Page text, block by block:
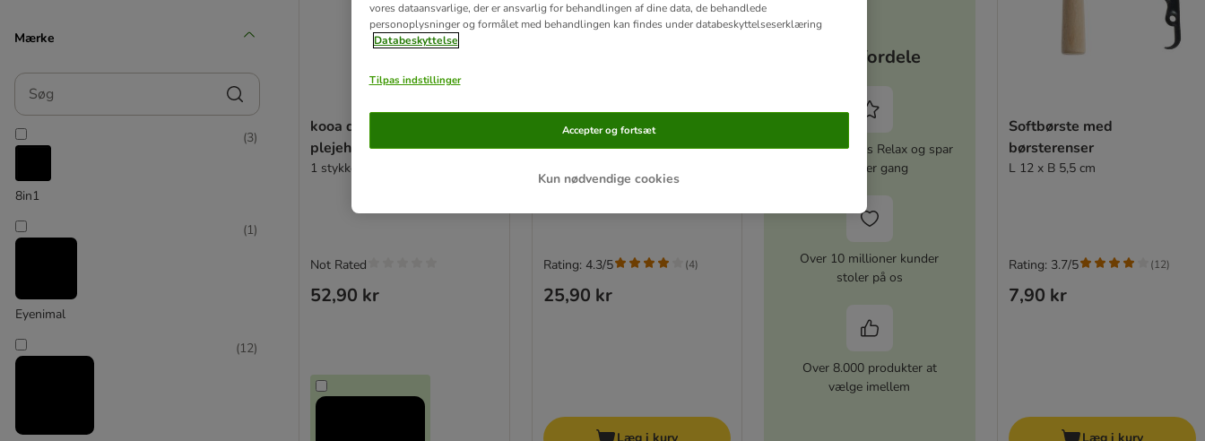
Beroligende til hunde
Håndklæder & Badekåber
Lugtfjerner & Rengøringsmidler
FURminator
Pet Head
Inodorina
Simple solution
Trixie
Mærke
Søg
8in1
(3)
Eyenimal
(1)
(12)
kooa dobbeltsidig
plejehandske
1 stykke
52,90 kr
Not Rated
Pelspleje Handske
1 stk.
25,90 kr
Rating: 4.3/5 (4)
Dine fordele
Aktiver zooplus Relax og spar
5% hver gang
Over 10 millioner kunder
stoler på os
Over 8.000 produkter at
vælge imellem
Softbørste med
børsterenser
L 12 x B 5,5 cm
7,90 kr
Rating: 3.7/5 (12)
vores dataansvarlige, der er ansvarlig for behandlingen af ​​dine data, de behandlede
personoplysninger og formålet med behandlingen kan findes under databeskyttelseserklæring
Databeskyttelse
Tilpas indstillinger
Kun nødvendige cookies
Accepter og fortsæt